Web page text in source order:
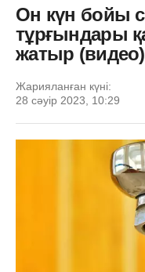
Он күн бойы
тұрғындары
жатыр (видео)
Жарияланған күні:
28 сәуір 2023, 10:29